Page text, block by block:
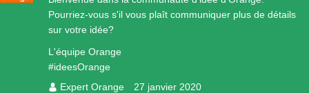
Pourriez-vous s'il vous plaît communiquer plus de détails
sur votre idée?
L'équipe Orange
#ideesOrange
Expert Orange
27 janvier 2020